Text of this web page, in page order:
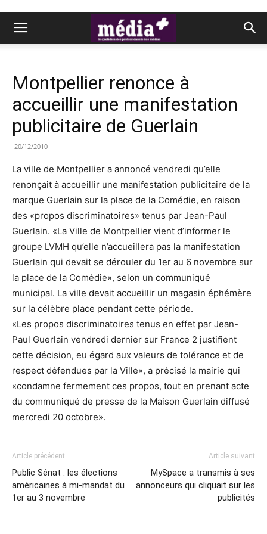
Montpellier renonce à
accueillir une manifestation
publicitaire de Guerlain
20/12/2010
La ville de Montpellier a annoncé vendredi qu’elle
renonçait à accueillir une manifestation publicitaire de la
marque Guerlain sur la place de la Comédie, en raison
des «propos discriminatoires» tenus par Jean-Paul
Guerlain. «La Ville de Montpellier vient d’informer le
groupe LVMH qu’elle n’accueillera pas la manifestation
Guerlain qui devait se dérouler du 1er au 6 novembre sur
la place de la Comédie», selon un communiqué
municipal. La ville devait accueillir un magasin éphémère
sur la célèbre place pendant cette période.
«Les propos discriminatoires tenus en effet par Jean-
Paul Guerlain vendredi dernier sur France 2 justifient
cette décision, eu égard aux valeurs de tolérance et de
respect défendues par la Ville», a précisé la mairie qui
«condamne fermement ces propos, tout en prenant acte
du communiqué de presse de la Maison Guerlain diffusé
mercredi 20 octobre».
Article précédent
Public Sénat : les élections
américaines à mi-mandat du
1er au 3 novembre
Article suivant
MySpace a transmis à ses
annonceurs qui cliquait sur les
publicités